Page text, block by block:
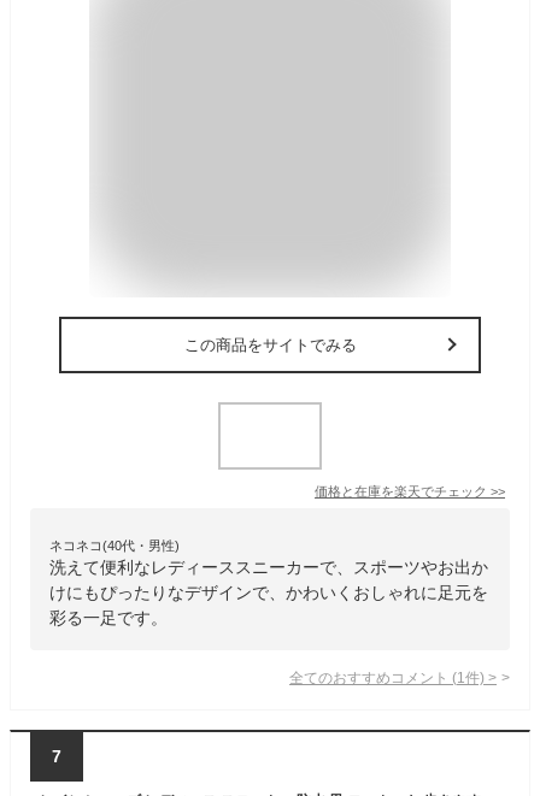
この商品をサイトでみる
価格と在庫を楽天でチェック >>
ネコネコ(40代・男性)
洗えて便利なレディーススニーカーで、スポーツやお出か
けにもぴったりなデザインで、かわいくおしゃれに足元を
彩る一足です。
全てのおすすめコメント (1 件) >
7